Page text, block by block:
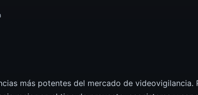
más potentes del mercado de videovigilancia.